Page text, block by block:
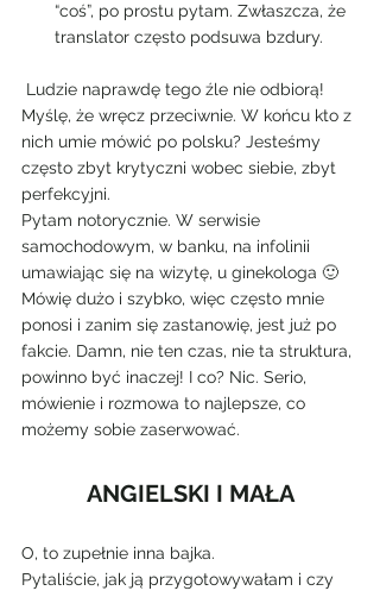
“coś”, po prostu pytam. Zwłaszcza, że
translator często podsuwa bzdury.
Myślę, że wręcz przeciwnie. W końcu kto z
nich umie mówić po polsku? Jesteśmy
często zbyt krytyczni wobec siebie, zbyt
perfekcyjni.
Pytam notorycznie. W serwisie
samochodowym, w banku, na infolinii
umawiając się na wizytę, u ginekologa 🙂
Mówię dużo i szybko, więc często mnie
ponosi i zanim się zastanowię, jest już po
fakcie. Damn, nie ten czas, nie ta struktura,
powinno być inaczej! I co? Nic. Serio,
mówienie i rozmowa to najlepsze, co
możemy sobie zaserwować.
ANGIELSKI I MAŁA
O, to zupełnie inna bajka.
Pytaliście, jak ją przygotowywałam i czy